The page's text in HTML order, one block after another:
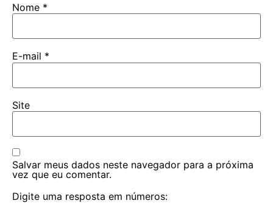
Nome *
E-mail *
Site
Salvar meus dados neste navegador para a próxima
vez que eu comentar.
Digite uma resposta em números: